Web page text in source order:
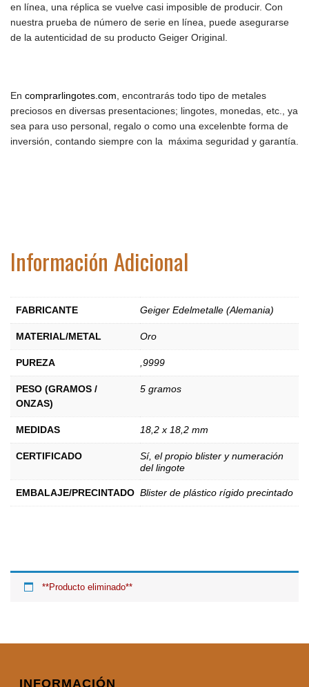
en línea, una réplica se vuelve casi imposible de producir. Con
nuestra prueba de número de serie en línea, puede asegurarse
de la autenticidad de su producto Geiger Original.
En comprarlingotes.com , encontrarás todo tipo de metales
preciosos en diversas presentaciones; lingotes, monedas, etc., ya
sea para uso personal, regalo o como una excelenbte forma de
inversión, contando siempre con la máxima seguridad y garantía.
Información Adicional
FABRICANTE Geiger Edelmetalle (Alemania)
MATERIAL/METAL Oro
PUREZA ,9999
PESO (GRAMOS /
ONZAS)
5 gramos
MEDIDAS 18,2 x 18,2 mm
CERTIFICADO
Sí, el propio blister y numeración
del lingote
EMBALAJE/PRECINTADO Blister de plástico rígido precintado
**Producto eliminado**
INFORMACIÓN